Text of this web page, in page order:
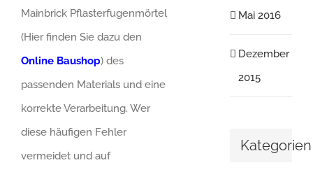
Mainbrick Pflasterfugenmörtel
(Hier finden Sie dazu den
Online Baushop) des
passenden Materials und eine
korrekte Verarbeitung. Wer
diese häufigen Fehler
vermeidet und auf
Mai 2016
Dezember
2015
Kategorien